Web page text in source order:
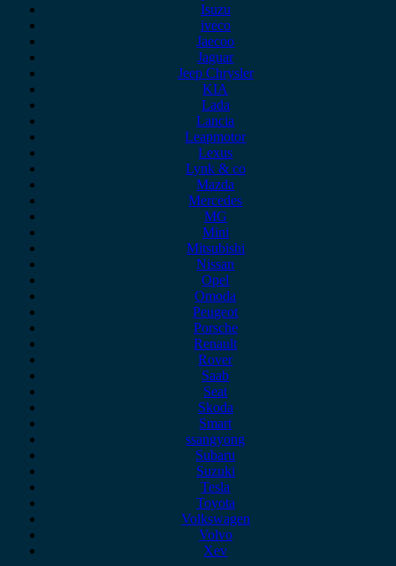
Isuzu
iveco
Jaecoo
Jaguar
Jeep Chrysler
KIA
Lada
Lancia
Leapmotor
Lexus
Lynk & co
Mazda
Mercedes
MG
Mini
Mitsubishi
Nissan
Opel
Omoda
Peugeot
Porsche
Renault
Rover
Saab
Seat
Skoda
Smart
ssangyong
Subaru
Suzuki
Tesla
Toyota
Volkswagen
Volvo
Xev